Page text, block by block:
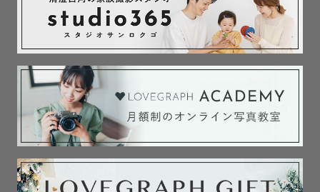
「忙しくて打ち合わせの時間取れないかも・・・」
などのご不安な点もご相談ください。
前職ではお子様に関わる仕事をしていました。
4年間で1万人お会いしていた事もあり
年齢、性別、性格問わず仲良くなれるのが自慢です。
その経験を活かしカメラマン向けトレーナーもしていまし
た。
様々な経験をしているので